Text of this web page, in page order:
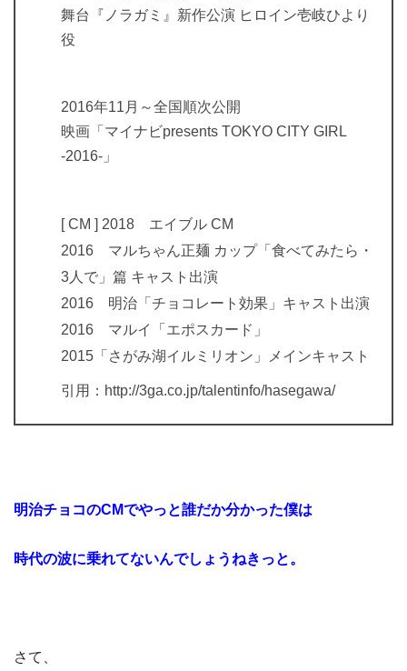
舞台『ノラガミ』新作公演 ヒロイン壱岐ひより
役
2016年11月～全国順次公開
映画「マイナビpresents TOKYO CITY GIRL
-2016-」
[ CM ] 2018 エイブル CM
2016 マルちゃん正麺 カップ「食べてみたら・
3人で」篇 キャスト出演
2016 明治「チョコレート効果」キャスト出演
2016 マルイ「エポスカード」
2015「さがみ湖イルミリオン」メインキャスト
引用：http://3ga.co.jp/talentinfo/hasegawa/
明治チョコのCMでやっと誰だか分かった僕は
時代の波に乗れてないんでしょうねきっと。
さて、